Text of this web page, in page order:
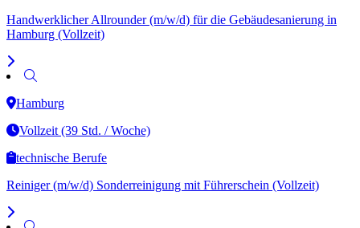
Handwerklicher Allrounder (m/w/d) für die Gebäudesanierung in
Hamburg (Vollzeit)
Hamburg
Vollzeit (39 Std. / Woche)
technische Berufe
Reiniger (m/w/d) Sonderreinigung mit Führerschein (Vollzeit)